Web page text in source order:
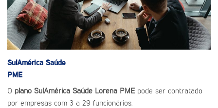
SulAmérica Saúde
PME
O plano SulAmérica Saúde Lorena PME pode ser contratado
por empresas com 3 a 29 funcionários.